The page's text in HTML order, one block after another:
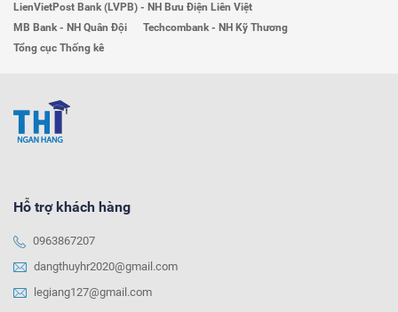
LienVietPost Bank (LVPB) - NH Bưu Điện Liên Việt
MB Bank - NH Quân Đội
Techcombank - NH Kỹ Thương
Tổng cục Thống kê
Hỗ trợ khách hàng
0963867207
dangthuyhr2020@gmail.com
legiang127@gmail.com